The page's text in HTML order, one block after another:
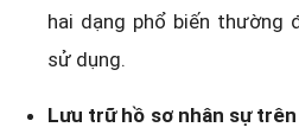
hai dạng phổ biến thường
sử dụng.
Lưu trữ hồ sơ nhân sự